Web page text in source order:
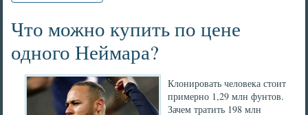
Что можно купить по цене
одного Неймара?
Клонировать человека стоит
примерно 1,29 млн фунтов.
Зачем тратить 198 млн